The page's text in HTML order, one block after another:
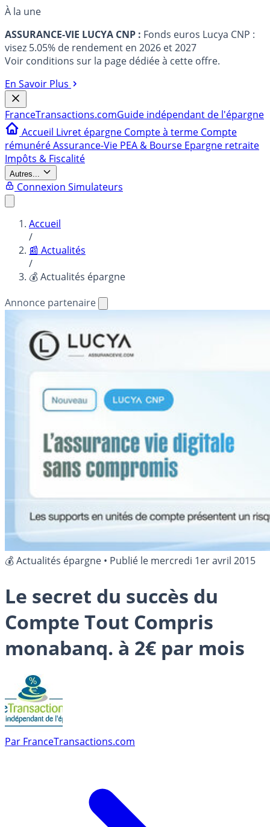
À la une
ASSURANCE-VIE LUCYA CNP : Fonds euros Lucya CNP :
visez 5.05% de rendement en 2026 et 2027
Voir conditions sur la page dédiée à cette offre.
En Savoir Plus
FranceTransactions.comGuide indépendant de l'épargne
Accueil Livret épargne Compte à terme Compte
rémunéréAssurance-Vie PEA & Bourse Epargne retraite
Impôts & Fiscalité
Autres...
Connexion Simulateurs
Accueil
/
📰 Actualités
/
💰 Actualités épargne
Annonce partenaire
💰 Actualités épargne • Publié le mercredi 1er avril 2015
Le secret du succès du
Compte Tout Compris
monabanq. à 2€ par mois
Par FranceTransactions.com